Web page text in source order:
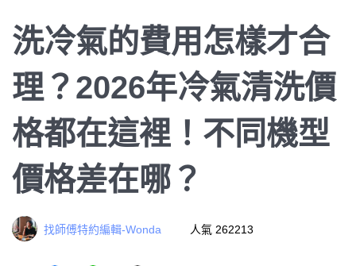
洗冷氣的費用怎樣才合
理？2026年冷氣清洗價
格都在這裡！不同機型
價格差在哪？
找師傅特約編輯-Wonda 人氣 262213